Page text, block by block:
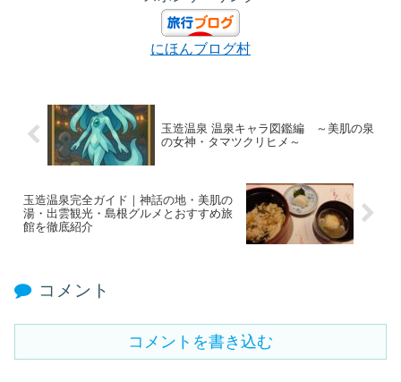
にほんブログ村
玉造温泉 温泉キャラ図鑑編 ～美肌の泉
の女神・タマツクリヒメ～
玉造温泉完全ガイド｜神話の地・美肌の
湯・出雲観光・島根グルメとおすすめ旅
館を徹底紹介
コメント
コメントを書き込む